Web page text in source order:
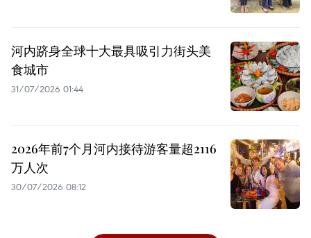
河内跻身全球十大最具吸引力街头美
食城市
31/07/2026 01:44
2026年前7个月河内接待游客量超2116
万人次
30/07/2026 08:12